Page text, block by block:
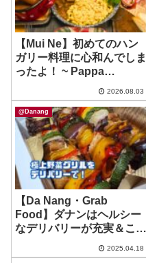
【Mui Ne】初めてのハン
ガリー料理に心和んでしま
ったよ！ ~ Pappa
BIstro
2026.08.03
@Danang
【Da Nang・Grab
Food】ダナンはヘルシー
なデリバリーが充実＆ここ
Juice HEYLIFE
2025.04.18